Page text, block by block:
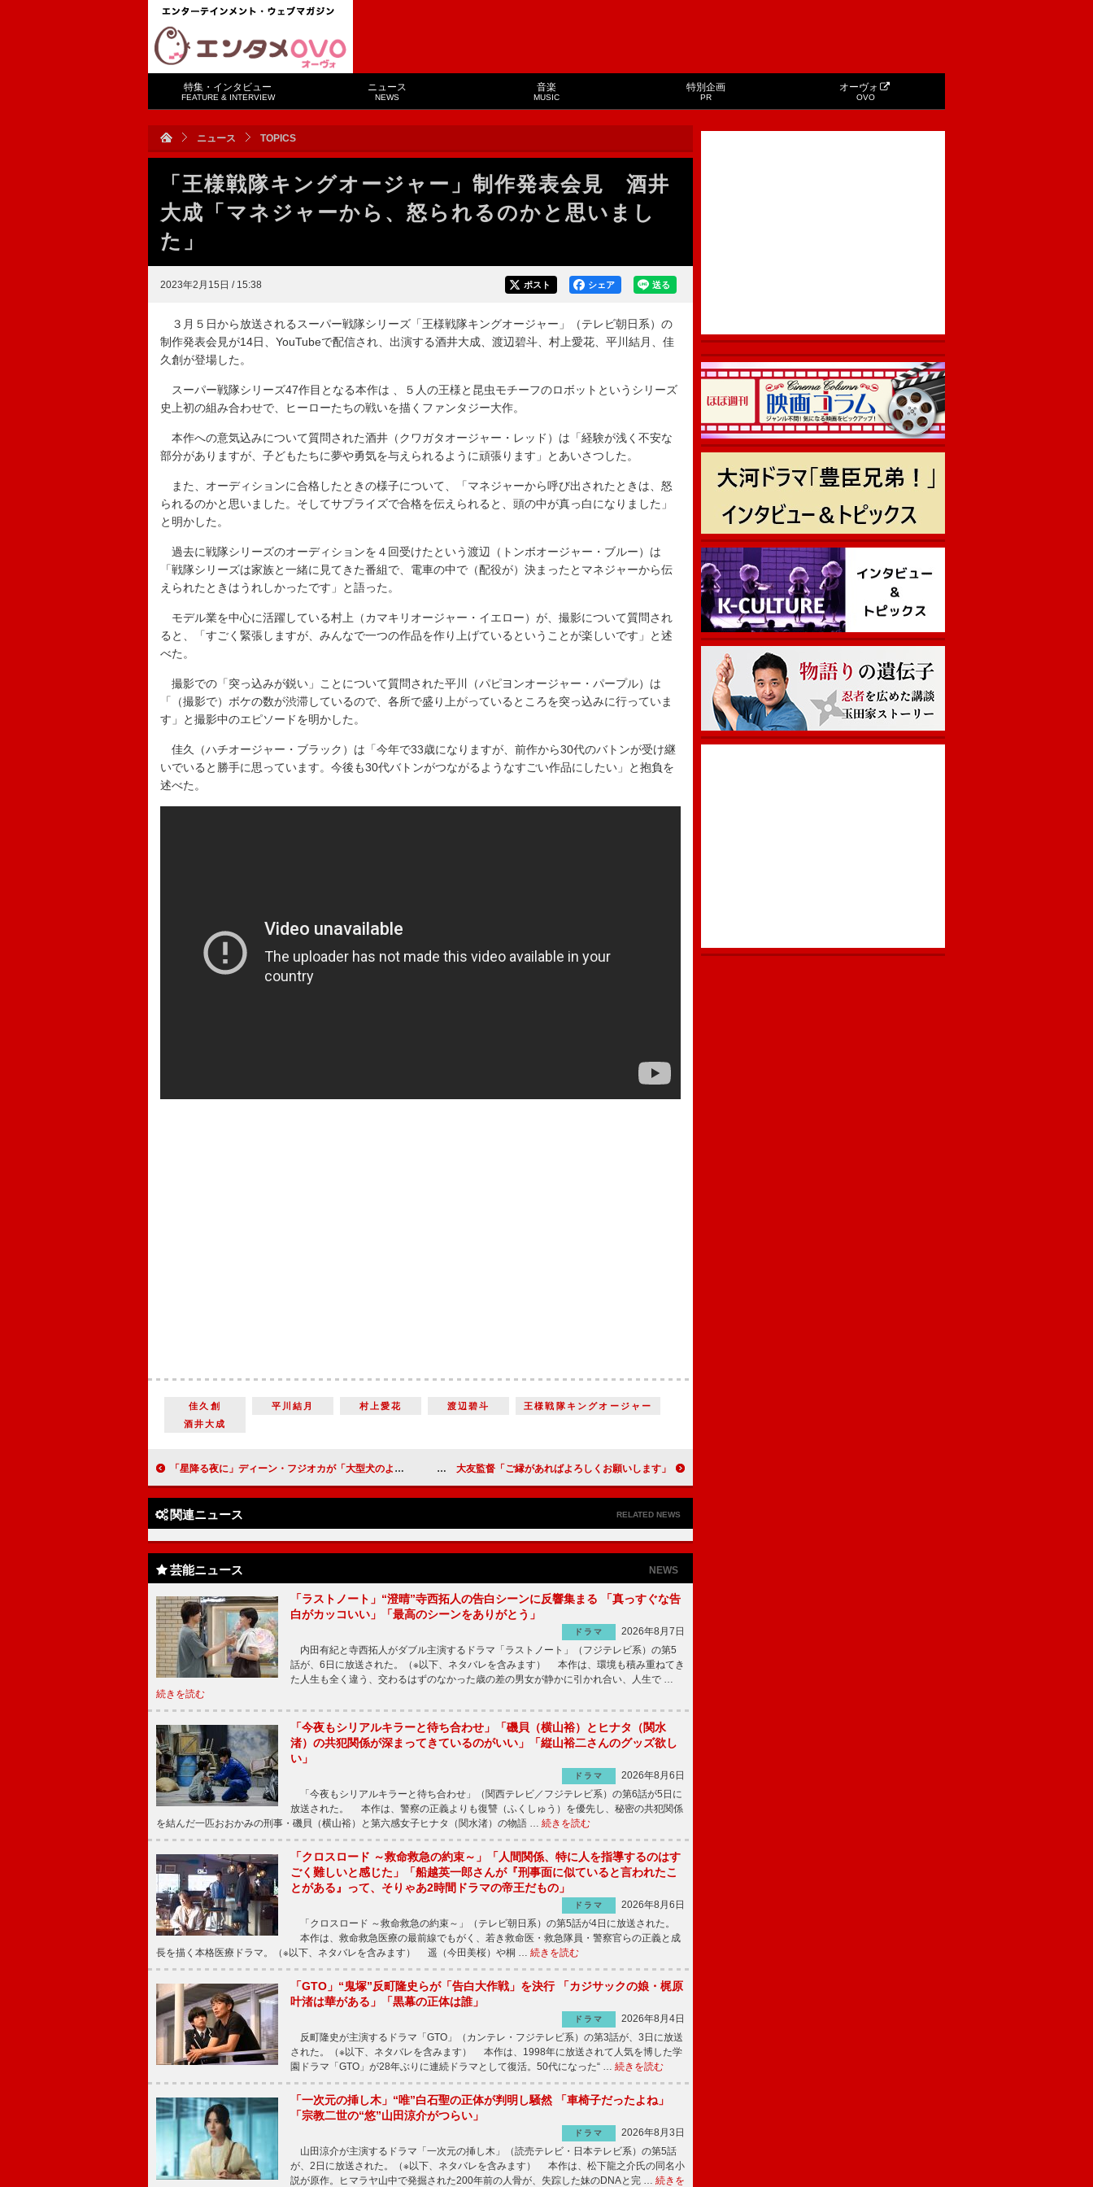
特集・インタビュー
FEATURE & INTERVIEW
ニュース
NEWS
音楽
MUSIC
特別企画
PR
オーヴォ
OVO
ニュース TOPICS
「王様戦隊キングオージャー」制作発表会見 酒井
大成「マネジャーから、怒られるのかと思いまし
た」
2023年2月15日 / 15:38 送る
シェア
ポスト
３月５日から放送されるスーパー戦隊シリーズ「王様戦隊キングオージャー」（テレビ朝日系）の
制作発表会見が14日、YouTubeで配信され、出演する酒井大成、渡辺碧斗、村上愛花、平川結月、佳
久創が登場した。
スーパー戦隊シリーズ47作目となる本作は 、５人の王様と昆虫モチーフのロボットというシリーズ
史上初の組み合わせで、ヒーローたちの戦いを描くファンタジー大作。
本作への意気込みについて質問された酒井（クワガタオージャー・レッド）は「経験が浅く不安な
部分がありますが、子どもたちに夢や勇気を与えられるように頑張ります」とあいさつした。
また、オーディションに合格したときの様子について、「マネジャーから呼び出されたときは、怒
られるのかと思いました。そしてサプライズで合格を伝えられると、頭の中が真っ白になりました」
と明かした。
過去に戦隊シリーズのオーディションを４回受けたという渡辺（トンボオージャー・ブルー）は
「戦隊シリーズは家族と一緒に見てきた番組で、電車の中で（配役が）決まったとマネジャーから伝
えられたときはうれしかったです」と語った。
モデル業を中心に活躍している村上（カマキリオージャー・イエロー）が、撮影について質問され
ると、「すごく緊張しますが、みんなで一つの作品を作り上げているということが楽しいです」と述
べた。
撮影での「突っ込みが鋭い」ことについて質問された平川（パピヨンオージャー・パープル）は
「（撮影で）ボケの数が渋滞しているので、各所で盛り上がっているところを突っ込みに行っていま
す」と撮影中のエピソードを明かした。
佳久（ハチオージャー・ブラック）は「今年で33歳になりますが、前作から30代のバトンが受け継
いでいると勝手に思っています。今後も30代バトンがつながるようなすごい作品にしたい」と抱負を
述べた。
佳久創 平川結月 村上愛花 渡辺碧斗
王様戦隊キングオージャー
酒井大成
「星降る夜に」ディーン・フジオカが「大型犬のようでかわいい」 “鈴”吉高由里子を追い詰める不穏な人物に「ムロツヨシ登場か」の声も 木村拓哉「大友監督とまたタッグを組みたいと思っている」 大友監督「ご縁があればよろしくお願いします」
関連ニュース RELATED NEWS
芸能ニュース NEWS
「ラストノート」“澄晴”寺西拓人の告白シーンに反響集まる 「真っすぐな告
白がカッコいい」「最高のシーンをありがとう」
ドラマ
2026年8月7日
内田有紀と寺西拓人がダブル主演するドラマ「ラストノート」（フジテレビ系）の第5
話が、6日に放送された。（※以下、ネタバレを含みます） 本作は、環境も積み重ねてき
た人生も全く違う、交わるはずのなかった歳の差の男女が静かに引かれ合い、人生で …
続きを読む
「今夜もシリアルキラーと待ち合わせ」「磯貝（横山裕）とヒナタ（関水
渚）の共犯関係が深まってきているのがいい」「縦山裕二さんのグッズ欲し
い」
ドラマ
2026年8月6日
「今夜もシリアルキラーと待ち合わせ」（関西テレビ／フジテレビ系）の第6話が5日に
放送された。 本作は、警察の正義よりも復讐（ふくしゅう）を優先し、秘密の共犯関係
を結んだ一匹おおかみの刑事・磯貝（横山裕）と第六感女子ヒナタ（関水渚）の物語 … 続きを読む
「クロスロード ～救命救急の約束～」「人間関係、特に人を指導するのはす
ごく難しいと感じた」「船越英一郎さんが『刑事面に似ていると言われたこ
とがある』って、そりゃあ2時間ドラマの帝王だもの」
ドラマ
2026年8月6日
「クロスロード ～救命救急の約束～」（テレビ朝日系）の第5話が4日に放送された。
本作は、救命救急医療の最前線でもがく、若き救命医・救急隊員・警察官らの正義と成
長を描く本格医療ドラマ。（※以下、ネタバレを含みます） 遥（今田美桜）や桐 … 続きを読む
「GTO」“鬼塚”反町隆史らが「告白大作戦」を決行 「カジサックの娘・梶原
叶渚は華がある」「黒幕の正体は誰」
ドラマ
2026年8月4日
反町隆史が主演するドラマ「GTO」（カンテレ・フジテレビ系）の第3話が、3日に放送
された。（※以下、ネタバレを含みます） 本作は、1998年に放送されて人気を博した学
園ドラマ「GTO」が28年ぶりに連続ドラマとして復活。50代になった“ … 続きを読む
「一次元の挿し木」“唯”白石聖の正体が判明し騒然 「車椅子だったよね」
「宗教二世の“悠”山田涼介がつらい」
ドラマ
2026年8月3日
山田涼介が主演するドラマ「一次元の挿し木」（読売テレビ・日本テレビ系）の第5話
が、2日に放送された。（※以下、ネタバレを含みます） 本作は、松下龍之介氏の同名小
説が原作。ヒマラヤ山中で発掘された200年前の人骨が、失踪した妹のDNAと完 … 続きを